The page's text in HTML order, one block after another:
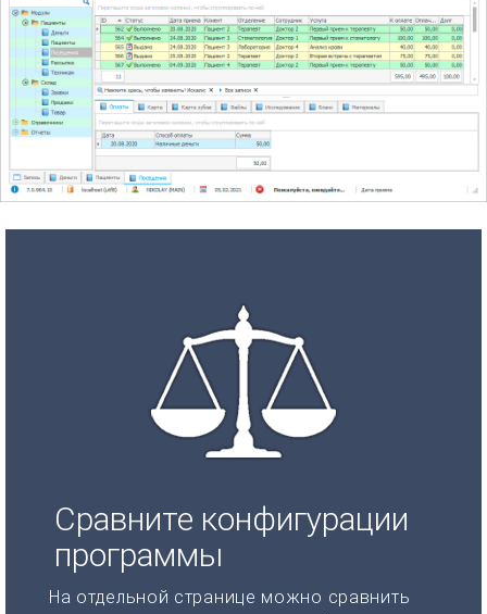
Сравните конфигурации
программы
На отдельной странице можно сравнить